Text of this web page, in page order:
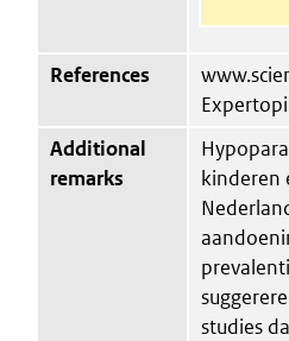
References
Additional
remarks
kinderen
studies